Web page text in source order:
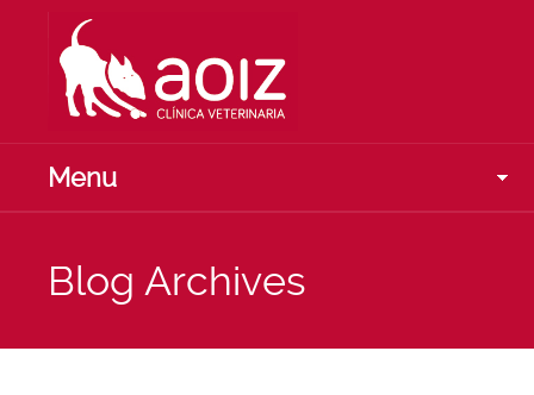
Menu
Blog Archives